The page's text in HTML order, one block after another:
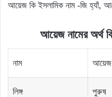
আয়েজ কি ইসলামিক নাম -জি হ্যাঁ,
আয়েজ নামের অর্থ কি
নাম আয়েজ
লিঙ্গ পুরুষ